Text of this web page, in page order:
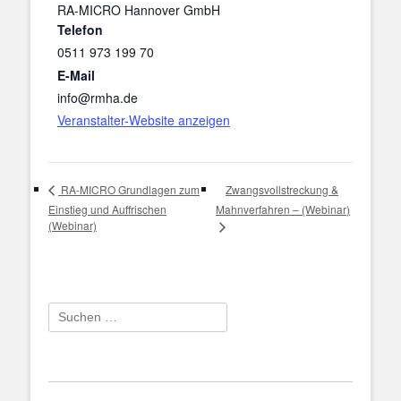
RA-MICRO Hannover GmbH
Telefon
0511 973 199 70
E-Mail
info@rmha.de
Veranstalter-Website anzeigen
RA-MICRO Grundlagen zum
Einstieg und Auffrischen
(Webinar)
Zwangsvollstreckung &
Mahnverfahren – (Webinar)
Suchen
nach: